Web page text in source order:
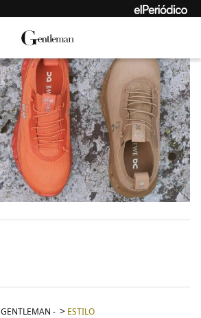
GENTLEMAN - ESTILO